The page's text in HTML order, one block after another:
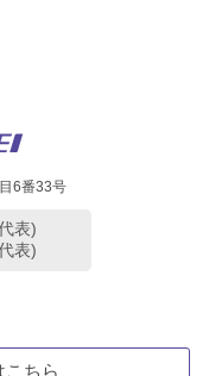
6番33号
表)
表)
こちら